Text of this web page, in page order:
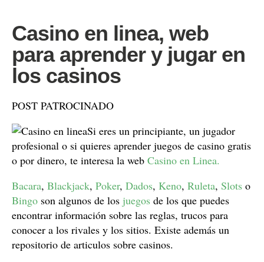
Casino en linea, web
para aprender y jugar en
los casinos
POST PATROCINADO
Si eres un principiante, un jugador
profesional o si quieres aprender juegos de casino gratis
o por dinero, te interesa la web Casino en Linea.
Bacara, Blackjack, Poker, Dados, Keno, Ruleta, Slots o
Bingo son algunos de los juegos de los que puedes
encontrar información sobre las reglas, trucos para
conocer a los rivales y los sitios. Existe además un
repositorio de articulos sobre casinos.